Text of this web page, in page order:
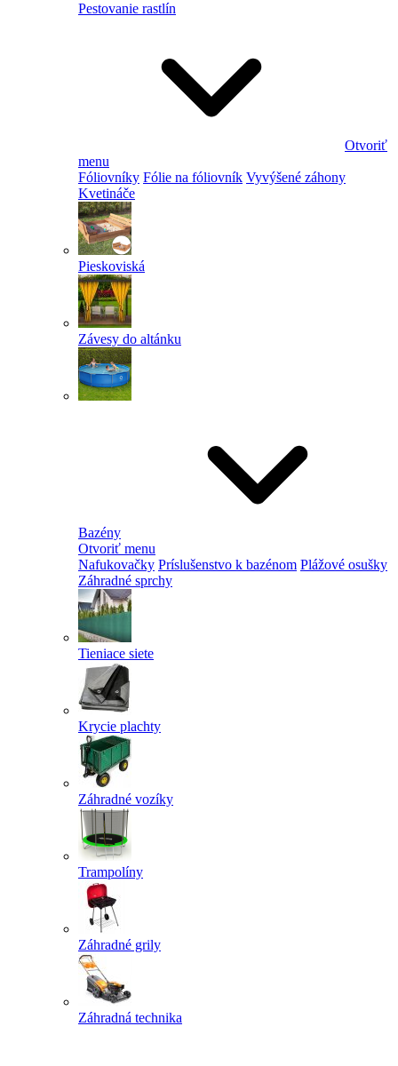
Pestovanie rastlín
Otvoriť
menu
Fóliovníky Fólie na fóliovník Vyvýšené záhony
Kvetináče
Pieskoviská
Závesy do altánku
Bazény
Otvoriť menu
Nafukovačky Príslušenstvo k bazénom Plážové osušky
Záhradné sprchy
Tieniace siete
Krycie plachty
Záhradné vozíky
Trampolíny
Záhradné grily
Záhradná technika